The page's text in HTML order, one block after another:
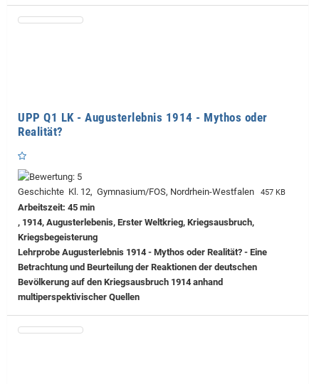
UPP Q1 LK - Augusterlebnis 1914 - Mythos oder
Realität?
Geschichte Kl. 12, Gymnasium/FOS, Nordrhein-Westfalen 457 KB
Arbeitszeit: 45 min
, 1914, Augusterlebenis, Erster Weltkrieg, Kriegsausbruch,
Kriegsbegeisterung
Lehrprobe Augusterlebnis 1914 - Mythos oder Realität? - Eine
Betrachtung und Beurteilung der Reaktionen der deutschen
Bevölkerung auf den Kriegsausbruch 1914 anhand
multiperspektivischer Quellen